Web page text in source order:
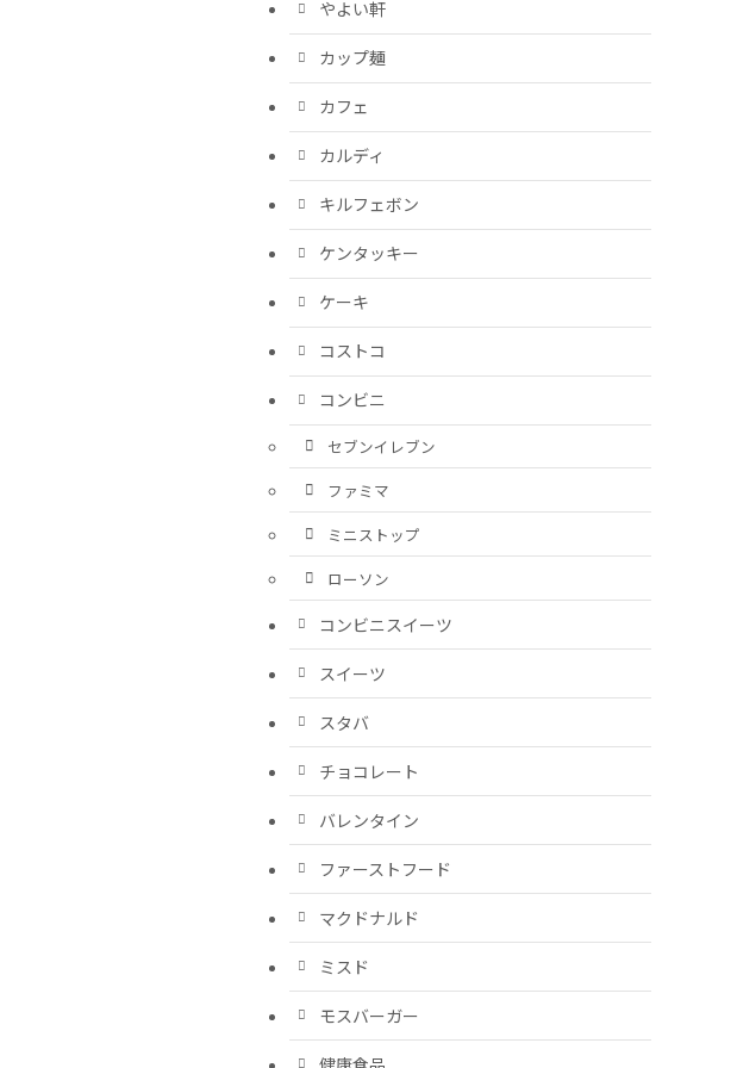
やよい軒
カップ麺
カフェ
カルディ
キルフェボン
ケンタッキー
ケーキ
コストコ
コンビニ
セブンイレブン
ファミマ
ミニストップ
ローソン
コンビニスイーツ
スイーツ
スタバ
チョコレート
バレンタイン
ファーストフード
マクドナルド
ミスド
モスバーガー